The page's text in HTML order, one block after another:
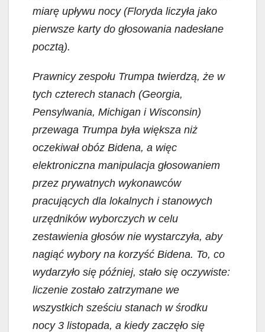
miarę upływu nocy (Floryda liczyła jako
pierwsze karty do głosowania nadesłane
pocztą).
Prawnicy zespołu Trumpa twierdzą, że w
tych czterech stanach (Georgia,
Pensylwania, Michigan i Wisconsin)
przewaga Trumpa była większa niż
oczekiwał obóz Bidena, a więc
elektroniczna manipulacja głosowaniem
przez prywatnych wykonawców
pracujących dla lokalnych i stanowych
urzędników wyborczych w celu
zestawienia głosów nie wystarczyła, aby
nagiąć wybory na korzyść Bidena. To, co
wydarzyło się później, stało się oczywiste:
liczenie zostało zatrzymane we
wszystkich sześciu stanach w środku
nocy 3 listopada, a kiedy zaczęło się